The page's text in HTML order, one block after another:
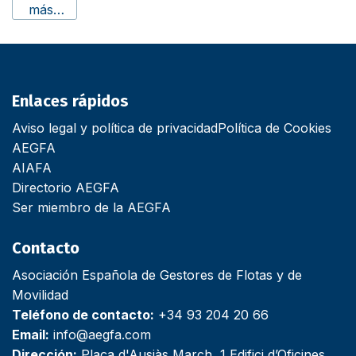
más…
Enlaces rápidos
Aviso legal y política de privacidadPolítica de Cookies
AEGFA
AIAFA
Directorio AEGFA
Ser miembro de la AEGFA
Contacto
Asociación Española de Gestores de Flotas y de
Movilidad
Teléfono de contacto: +34 93 204 20 66
Email: info@aegfa.com